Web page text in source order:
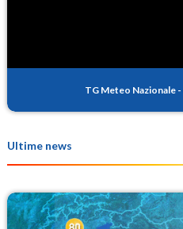
TG Meteo Nazionale -
Ultime news